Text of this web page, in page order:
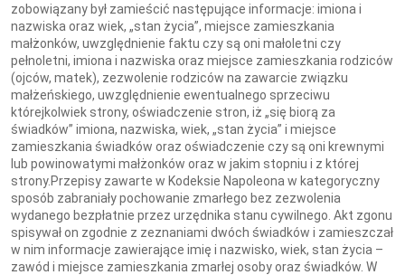
zobowiązany był zamieścić następujące informacje: imiona i
nazwiska oraz wiek, „stan życia”, miejsce zamieszkania
małżonków, uwzględnienie faktu czy są oni małoletni czy
pełnoletni, imiona i nazwiska oraz miejsce zamieszkania rodziców
(ojców, matek), zezwolenie rodziców na zawarcie związku
małżeńskiego, uwzględnienie ewentualnego sprzeciwu
którejkolwiek strony, oświadczenie stron, iż „się biorą za
świadków” imiona, nazwiska, wiek, „stan życia” i miejsce
zamieszkania świadków oraz oświadczenie czy są oni krewnymi
lub powinowatymi małżonków oraz w jakim stopniu i z której
strony.Przepisy zawarte w Kodeksie Napoleona w kategoryczny
sposób zabraniały pochowanie zmarłego bez zezwolenia
wydanego bezpłatnie przez urzędnika stanu cywilnego. Akt zgonu
spisywał on zgodnie z zeznaniami dwóch świadków i zamieszczał
w nim informacje zawierające imię i nazwisko, wiek, stan życia –
zawód i miejsce zamieszkania zmarłej osoby oraz świadków. W